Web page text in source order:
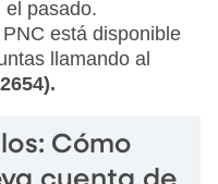
el pasado.
está disponible
llamando al
Cómo